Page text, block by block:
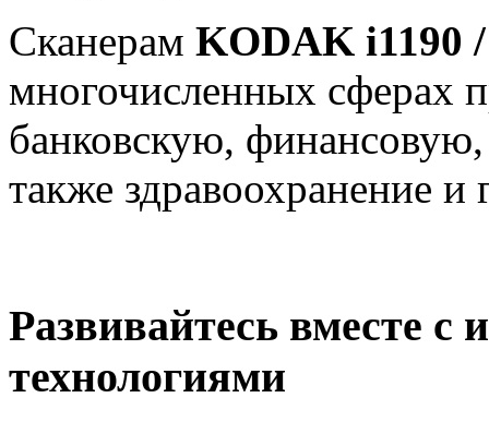
Сканерам KODAK i1190
многочисленных сферах
банковскую, финансовую,
также здравоохранение и
Развивайтесь вместе
технологиями